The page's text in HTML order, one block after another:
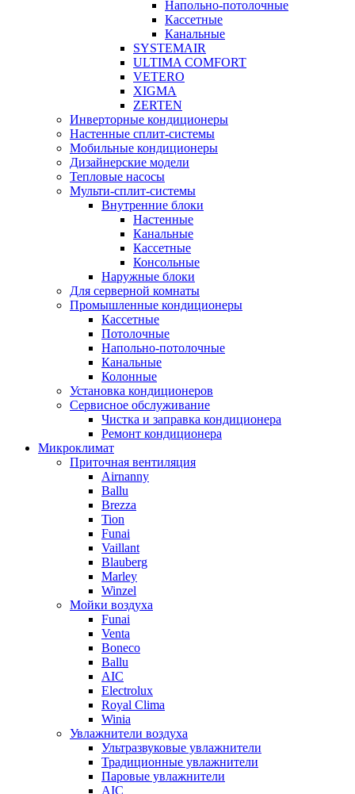
Напольно-потолочные
Кассетные
Канальные
SYSTEMAIR
ULTIMA COMFORT
VETERO
XIGMA
ZERTEN
Инверторные кондиционеры
Настенные сплит-системы
Мобильные кондиционеры
Дизайнерские модели
Тепловые насосы
Мульти-сплит-системы
Внутренние блоки
Настенные
Канальные
Кассетные
Консольные
Наружные блоки
Для серверной комнаты
Промышленные кондиционеры
Кассетные
Потолочные
Напольно-потолочные
Канальные
Колонные
Установка кондиционеров
Сервисное обслуживание
Чистка и заправка кондиционера
Ремонт кондиционера
Микроклимат
Приточная вентиляция
Airnanny
Ballu
Brezza
Tion
Funai
Vaillant
Blauberg
Marley
Winzel
Мойки воздуха
Funai
Venta
Boneco
Ballu
AIC
Electrolux
Royal Clima
Winia
Увлажнители воздуха
Ультразвуковые увлажнители
Традиционные увлажнители
Паровые увлажнители
AIC